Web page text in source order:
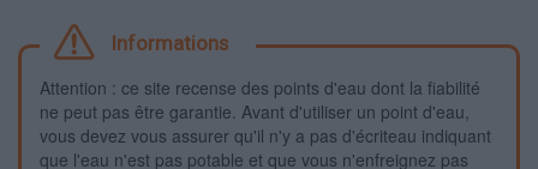
Informations
Attention : ce site recense des points d'eau dont la fiabilité
ne peut pas être garantie. Avant d'utiliser un point d'eau,
vous devez vous assurer qu'il n'y a pas d'écriteau indiquant
que l'eau n'est pas potable et que vous n'enfreignez pas